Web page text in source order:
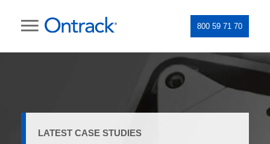
800 59 71 70
LATEST CASE STUDIES